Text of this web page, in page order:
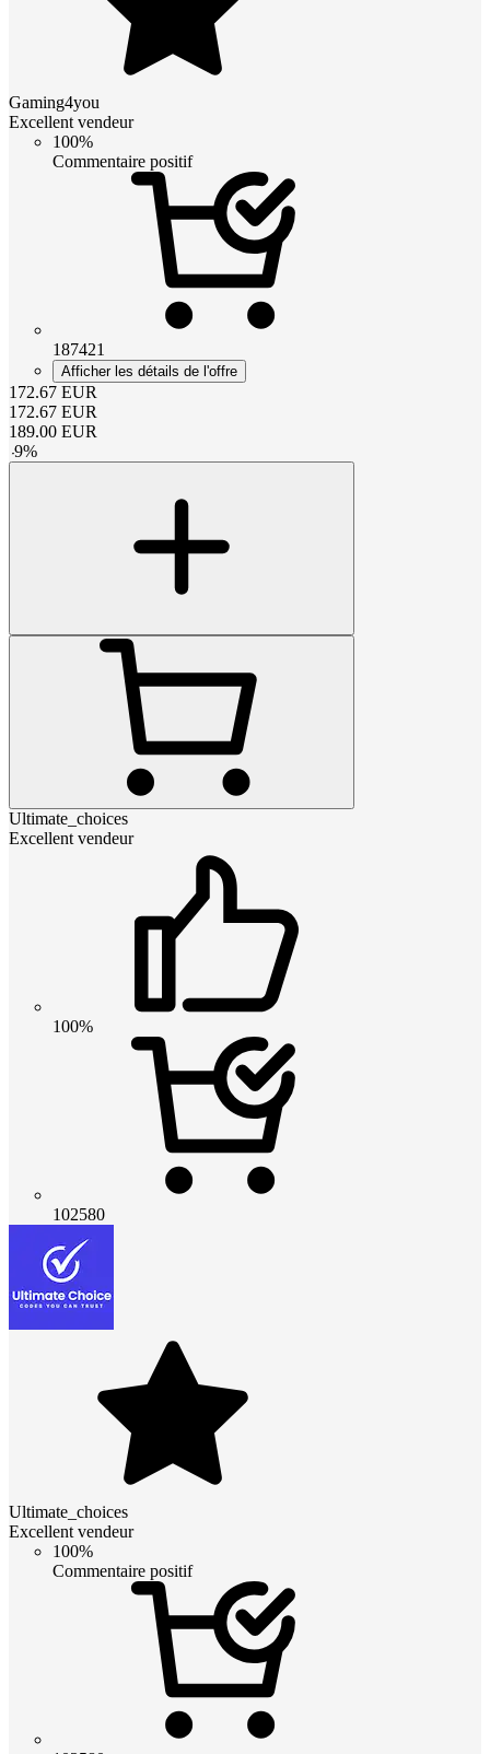
Gaming4you
Excellent vendeur
100%
Commentaire positif
187421
Afficher les détails de l'offre
172.67 EUR
172.67 EUR
189.00 EUR
-9%
Ultimate_choices
Excellent vendeur
100%
102580
Ultimate_choices
Excellent vendeur
100%
Commentaire positif